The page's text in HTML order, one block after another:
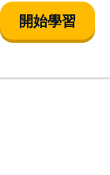
開始學習